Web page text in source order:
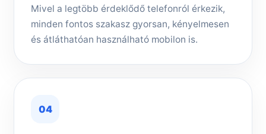
Mivel a legtöbb érdeklődő telefonról érkezik,
minden fontos szakasz gyorsan, kényelmesen
és átláthatóan használható mobilon is.
04